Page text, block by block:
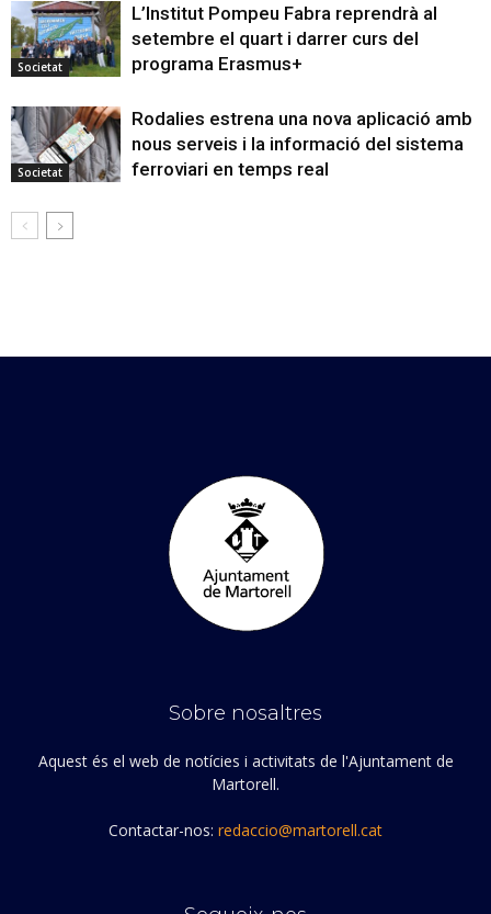
Societat
L’Institut Pompeu Fabra reprendrà al
setembre el quart i darrer curs del
programa Erasmus+
Societat
Rodalies estrena una nova aplicació amb
nous serveis i la informació del sistema
ferroviari en temps real
Sobre nosaltres
Aquest és el web de notícies i activitats de l'Ajuntament de
Martorell.
Contactar-nos: redaccio@martorell.cat